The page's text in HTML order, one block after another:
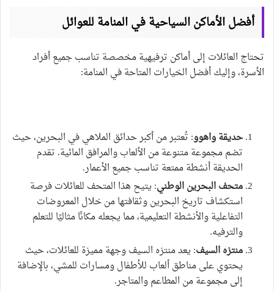
أفضل الأماكن السياحية في المنامة للعوائل
تحتاج العائلات إلى أماكن ترفيهية مخصصة تناسب جميع أفراد
الأسرة، وإليك أفضل الخيارات المتاحة في المنامة:
حديقة واهوو: تُعتبر من أكبر حدائق الملاهي في البحرين، حيث
تضم مجموعة متنوعة من الألعاب والمرافق المائية. تقدم
الحديقة أنشطة ممتعة تناسب جميع الأعمار.
متحف البحرين الوطني: يتيح هذا المتحف للعائلات فرصة
استكشاف تاريخ البحرين وثقافتها من خلال المعروضات
التفاعلية والأنشطة التعليمية، مما يجعله مكانًا مثاليًا للتعلم
والترفيه.
منتزه السيف: يعد منتزه السيف وجهة مميزة للعائلات، حيث
يحتوي على مناطق ألعاب للأطفال ومسارات للمشي، بالإضافة
إلى مجموعة من المطاعم والمتاجر.